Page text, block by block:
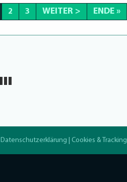
2 3 WEITER > ENDE »
Datenschutzerklärung Cookies & Tracking